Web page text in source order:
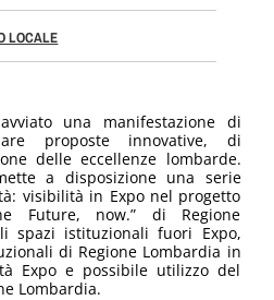
LOCALE
una manifestazione di
proposte innovative, di
delle eccellenze lombarde.
a disposizione una serie
visibilità in Expo nel progetto
Future, now.” di Regione
spazi istituzionali fuori Expo,
di Regione Lombardia in
Expo e possibile utilizzo del
Lombardia.